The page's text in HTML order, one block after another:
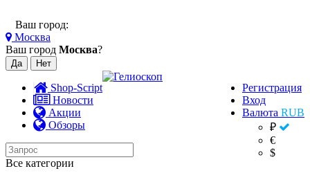
Ваш город:
Москва
Ваш город Москва?
Shop-Script
Новости
Акции
Обзоры
Регистрация
Вход
Валюта RUB
₽
€
$
Все категории